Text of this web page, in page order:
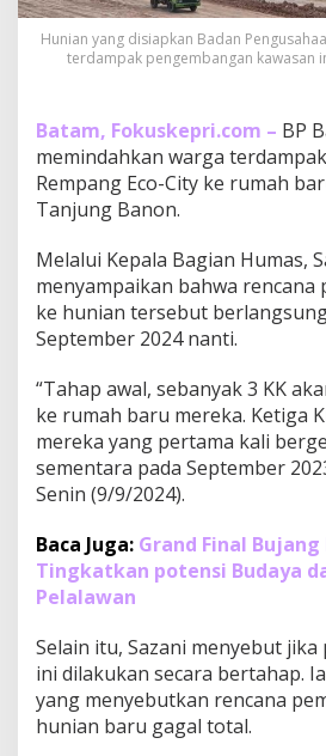
a
n
a
m
i
n
d
a
n
W
a
a
R
e
m
p
k
e
m
a
h
B
a
Hunian yang disiapkan Badan
terdampak pengembangan kawasan
Batam, Fokuskepri.com – BP
memindahkan warga
Rempang Eco-City ke rumah
Tanjung Banon.
Melalui Kepala Bagian Humas,
menyampaikan bahwa rencana
ke hunian tersebut
September 2024 nanti.
“Tahap awal, sebanyak 3 KK
ke rumah baru mereka. Ketiga
mereka yang pertama kali
sementara pada September
Senin (9/9/2024).
Baca Juga: Grand Final Bujang
Tingkatkan potensi Budaya
Pelalawan
Selain itu, Sazani menyebut
ini dilakukan secara bertahap.
yang menyebutkan rencana
hunian baru gagal total.